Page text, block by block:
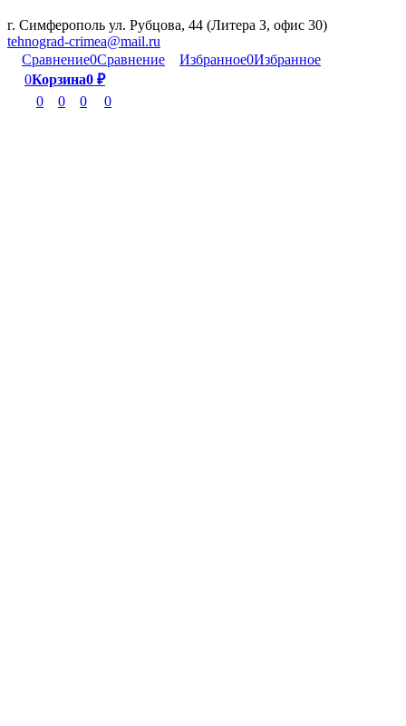
г. Симферополь ул. Рубцова, 44 (Литера З, офис 30)
tehnograd-crimea@mail.ru
Сравнение0Сравнение Избранное0Избранное
0Корзина0 ₽
0
0 0 0